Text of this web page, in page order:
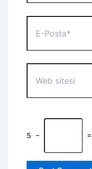
Posta*
sitesi
5 − =